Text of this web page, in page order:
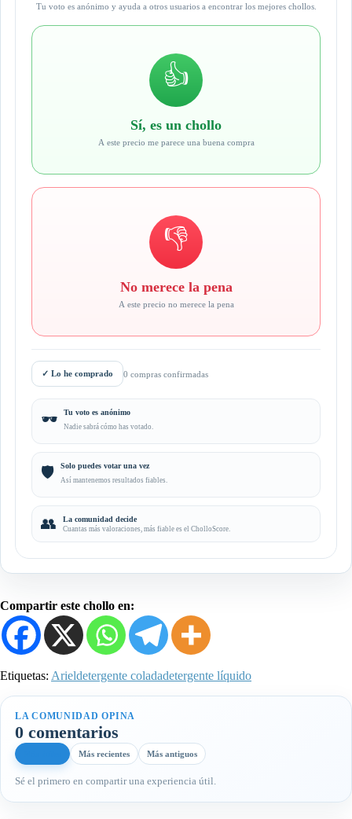
Tu voto es anónimo y ayuda a otros usuarios a encontrar los mejores chollos.
👍
Sí, es un chollo
A este precio me parece una buena compra
👎
No merece la pena
A este precio no merece la pena
✓ Lo he comprado 0 compras confirmadas
🕶️ Tu voto es anónimo
Nadie sabrá cómo has votado.
🛡️ Solo puedes votar una vez
Así mantenemos resultados fiables.
👥 La comunidad decide
Cuantas más valoraciones, más fiable es el CholloScore.
Compartir este chollo en:
Etiquetas: Arieldetergente coladadetergente líquido
LA COMUNIDAD OPINA
0 comentarios
Más recientes Más antiguos
Sé el primero en compartir una experiencia útil.